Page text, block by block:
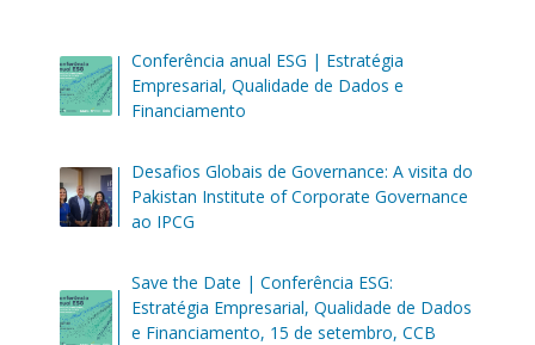
Conferência anual ESG | Estratégia
Empresarial, Qualidade de Dados e
Financiamento
Desafios Globais de Governance: A visita do
Pakistan Institute of Corporate Governance
ao IPCG
Save the Date | Conferência ESG:
Estratégia Empresarial, Qualidade de Dados
e Financiamento, 15 de setembro, CCB